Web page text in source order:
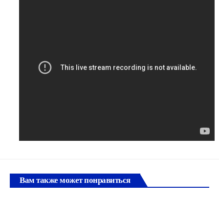
Вам также может понравиться